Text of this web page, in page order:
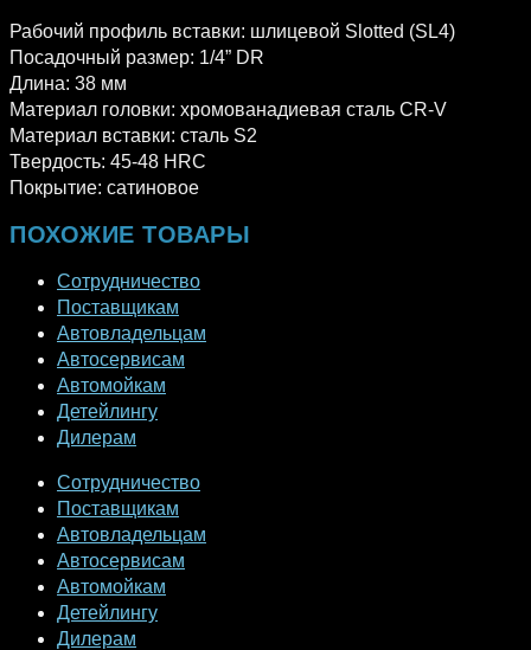
Рабочий профиль вставки: шлицевой Slotted (SL4)
Посадочный размер: 1/4” DR
Длина: 38 мм
Материал головки: хромованадиевая сталь CR-V
Материал вставки: сталь S2
Твердость: 45-48 HRC
Покрытие: сатиновое
ПОХОЖИЕ ТОВАРЫ
Сотрудничество
Поставщикам
Автовладельцам
Автосервисам
Автомойкам
Детейлингу
Дилерам
Сотрудничество
Поставщикам
Автовладельцам
Автосервисам
Автомойкам
Детейлингу
Дилерам